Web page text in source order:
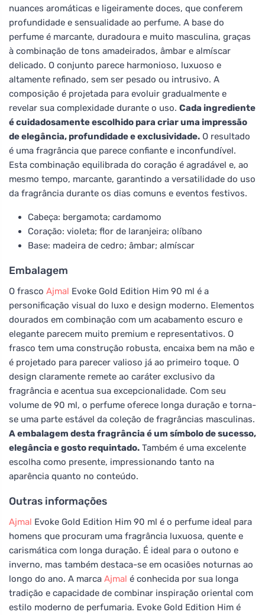
nuances aromáticas e ligeiramente doces, que conferem
profundidade e sensualidade ao perfume. A base do
perfume é marcante, duradoura e muito masculina, graças
à combinação de tons amadeirados, âmbar e almíscar
delicado. O conjunto parece harmonioso, luxuoso e
altamente refinado, sem ser pesado ou intrusivo. A
composição é projetada para evoluir gradualmente e
revelar sua complexidade durante o uso. Cada ingrediente
é cuidadosamente escolhido para criar uma impressão
de elegância, profundidade e exclusividade. O resultado
é uma fragrância que parece confiante e inconfundível.
Esta combinação equilibrada do coração é agradável e, ao
mesmo tempo, marcante, garantindo a versatilidade do uso
da fragrância durante os dias comuns e eventos festivos.
Cabeça: bergamota; cardamomo
Coração: violeta; flor de laranjeira; olíbano
Base: madeira de cedro; âmbar; almíscar
Embalagem
O frasco Ajmal Evoke Gold Edition Him 90 ml é a
personificação visual do luxo e design moderno. Elementos
dourados em combinação com um acabamento escuro e
elegante parecem muito premium e representativos. O
frasco tem uma construção robusta, encaixa bem na mão e
é projetado para parecer valioso já ao primeiro toque. O
design claramente remete ao caráter exclusivo da
fragrância e acentua sua excepcionalidade. Com seu
volume de 90 ml, o perfume oferece longa duração e torna-
se uma parte estável da coleção de fragrâncias masculinas.
A embalagem desta fragrância é um símbolo de sucesso,
elegância e gosto requintado. Também é uma excelente
escolha como presente, impressionando tanto na
aparência quanto no conteúdo.
Outras informações
Ajmal Evoke Gold Edition Him 90 ml é o perfume ideal para
homens que procuram uma fragrância luxuosa, quente e
carismática com longa duração. É ideal para o outono e
inverno, mas também destaca-se em ocasiões noturnas ao
longo do ano. A marca Ajmal é conhecida por sua longa
tradição e capacidade de combinar inspiração oriental com
estilo moderno de perfumaria. Evoke Gold Edition Him é